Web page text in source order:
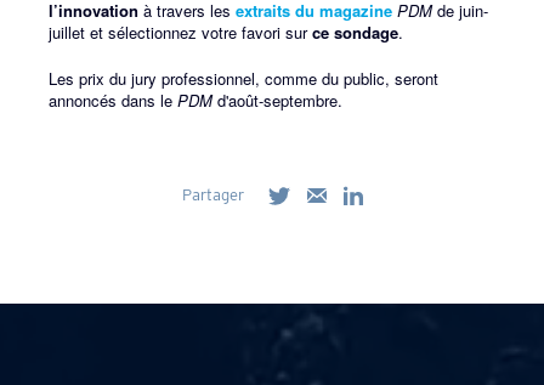
l’innovation à travers les extraits du magazine PDMde juin-
juillet et sélectionnez votre favori surce sondage.
Les prix du jury professionnel, comme du public, seront
annoncés dans le PDMd'août-septembre.
Partager